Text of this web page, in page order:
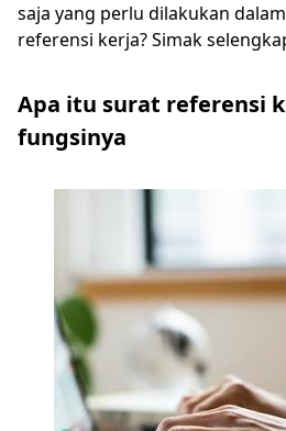
saja yang perlu dilakukan
referensi kerja? Simak
Apa itu surat referensi
fungsinya